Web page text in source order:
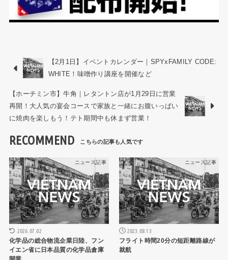
【2月1日】イベントカレンダー｜SPYxFAMILY CODE:
WHITE！味噌作り講座を開催など
【ホーチミン市】牛角｜レタントン店が1月29日に営業
再開！大人気の宴会コースで家族と一緒にお腹いっぱい
に焼肉を楽しもう！テト期間中も休まず営業！
RECOMMEND
ニュース記事
2026.07.02
化学品の総合物流企業日陸、フン
イエン省に日本品質の化学品倉庫
ニュース記事
2023.08.13
フライト時間20分の短距離路線が
就航